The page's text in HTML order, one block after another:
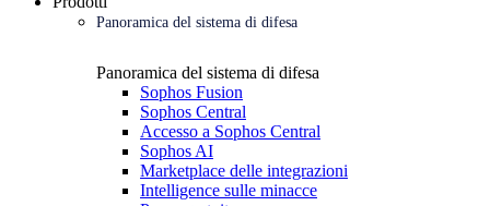
Panoramica del sistema di difesa
Panoramica del sistema di difesa
Sophos Fusion
Sophos Central
Accesso a Sophos Central
Sophos AI
Marketplace delle integrazioni
Intelligence sulle minacce